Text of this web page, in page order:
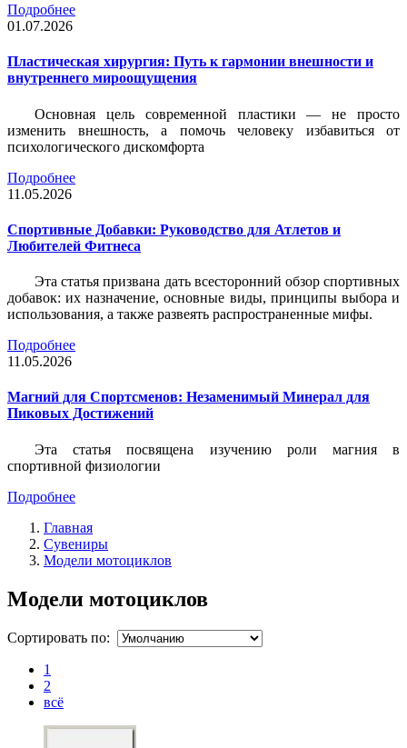
Подробнее
01.07.2026
Пластическая хирургия: Путь к гармонии внешности и
внутреннего мироощущения
Основная цель современной пластики — не просто
изменить внешность, а помочь человеку избавиться от
психологического дискомфорта
Подробнее
11.05.2026
Спортивные Добавки: Руководство для Атлетов и
Любителей Фитнеса
Эта статья призвана дать всесторонний обзор спортивных
добавок: их назначение, основные виды, принципы выбора и
использования, а также развеять распространенные мифы.
Подробнее
11.05.2026
Магний для Спортсменов: Незаменимый Минерал для
Пиковых Достижений
Эта статья посвящена изучению роли магния в
спортивной физиологии
Подробнее
Главная
Сувениры
Модели мотоциклов
Модели мотоциклов
Сортировать по:
1
2
всё